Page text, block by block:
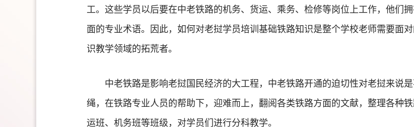
工。这些学员以后要在中老铁路的机务、货运、乘务、检修等岗位上工作，他们
面的专业术语。因此，如何对老挝学员培训基础铁路知识是整个学校老师需要面
识教学领域的拓荒者。
中老铁路是影响老挝国民经济的大工程，中老铁路开通的迫切性对老挝来说
绳，在铁路专业人员的帮助下，迎难而上，翻阅各类铁路方面的文献，整理各种
运班、机务班等班级，对学员们进行分科教学。